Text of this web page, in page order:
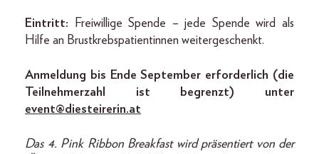
Eintritt:
Freiwillige Spende – jede Spende wird als
Hilfe an Brustkrebspatientinnen weitergeschenkt.
Anmeldung bis Ende September erforderlich (die
Teilnehmerzahl ist begrenzt) unter
event@diesteirerin.at
Das 4. Pink Ribbon Breakfast wird präsentiert von der